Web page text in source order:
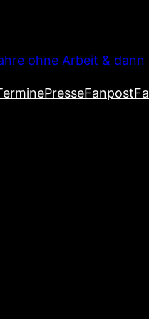
ohne Arbeit &
PresseFanpost